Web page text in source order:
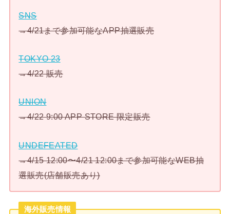
SNS
→4/21まで参加可能なAPP抽選販売
TOKYO 23
→4/22 販売
UNION
→4/22 9:00 APP STORE 限定販売
UNDEFEATED
→4/15 12:00〜4/21 12:00まで参加可能なWEB抽
選販売(店舗販売あり)
海外販売情報